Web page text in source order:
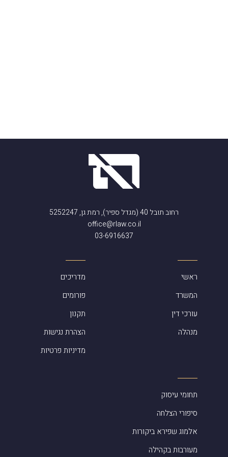
רחוב תובל 40 (מגדל ספיר), רמת גן, 5252247
office@rlaw.co.il
03-6916637
ראשי
המשרד
עורכי דין
מנהלה
מדריכים
פורומים
תקנון
הצהרת נגישות
מדיניות פרטיות
תחומי עיסוק
סיפורי הצלחה
אלמוג שפירא ביקורות
מעורבות בקהילה